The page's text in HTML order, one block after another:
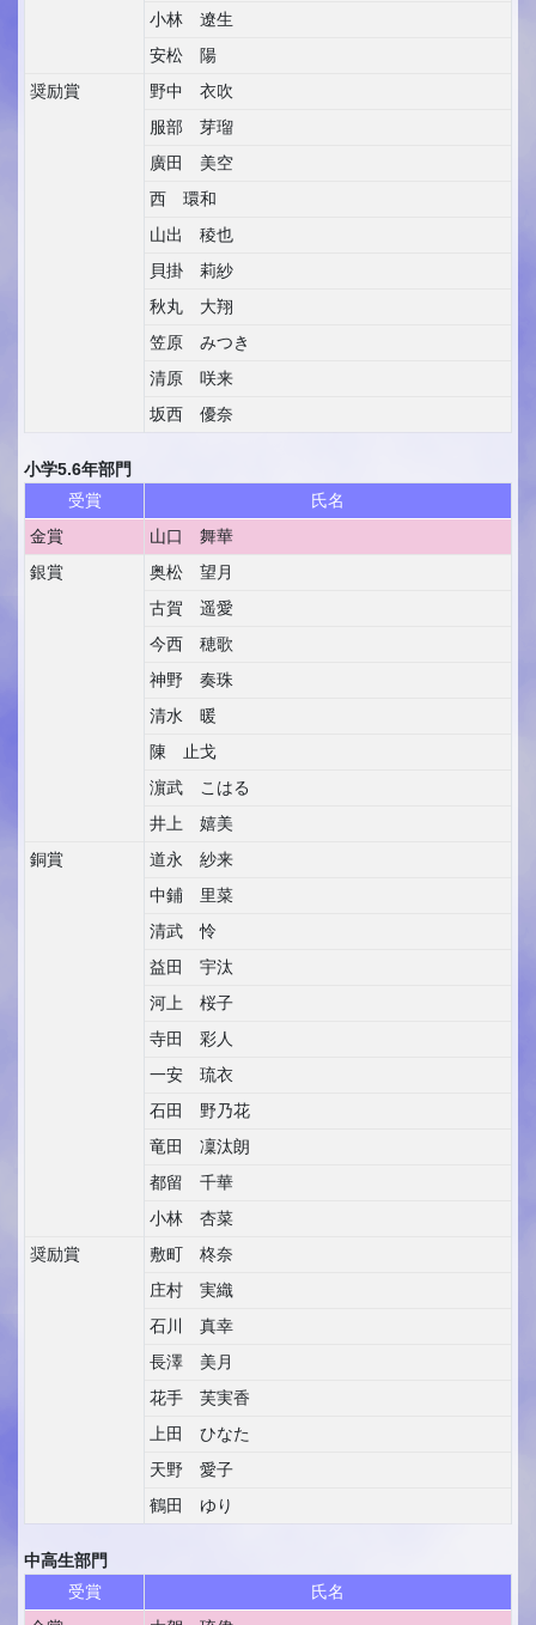
小林 遼生
安松 陽
奨励賞
野中 衣吹
服部 芽瑠
廣田 美空
西 環和
山出 稜也
貝掛 莉紗
秋丸 大翔
笠原 みつき
清原 咲来
坂西 優奈
小学5.6年部門
受賞
氏名
金賞
山口 舞華
銀賞
奥松 望月
古賀 遥愛
今西 穂歌
神野 奏珠
清水 暖
陳 止戈
濵武 こはる
井上 嬉美
銅賞
道永 紗来
中鋪 里菜
清武 怜
益田 宇汰
河上 桜子
寺田 彩人
一安 琉衣
石田 野乃花
竜田 凜汰朗
都留 千華
小林 杏菜
奨励賞
敷町 柊奈
庄村 実織
石川 真幸
長澤 美月
花手 芙実香
上田 ひなた
天野 愛子
鶴田 ゆり
中高生部門
受賞
氏名